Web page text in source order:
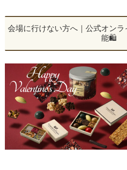
会場に行けない方へ｜公式オン
能🛍️